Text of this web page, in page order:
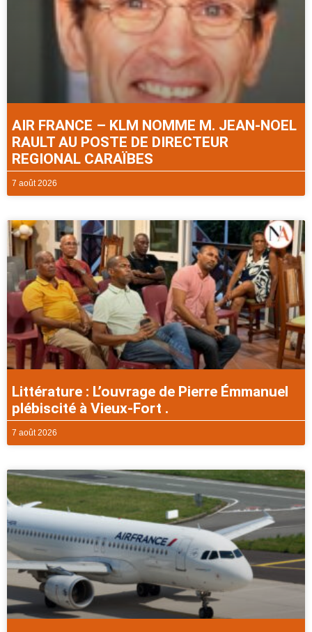
AIR FRANCE – KLM NOMME M. JEAN-NOEL
RAULT AU POSTE DE DIRECTEUR
REGIONAL CARAÏBES
7 août 2026
Littérature : L’ouvrage de Pierre Émmanuel
plébiscité à Vieux-Fort .
7 août 2026